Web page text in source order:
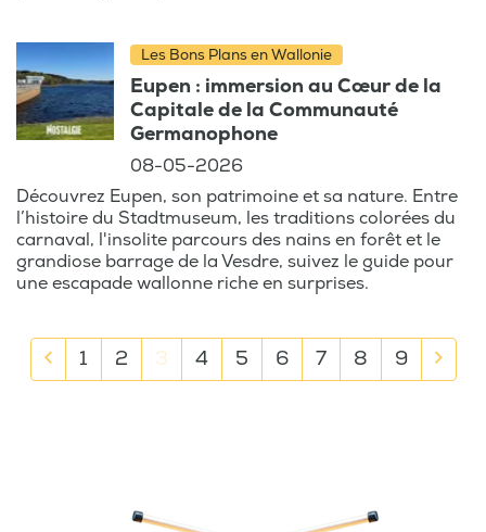
Les Bons Plans en Wallonie
Eupen : immersion au Cœur de la
Capitale de la Communauté
Germanophone
08-05-2026
Découvrez Eupen, son patrimoine et sa nature. Entre
l’histoire du Stadtmuseum, les traditions colorées du
carnaval, l'insolite parcours des nains en forêt et le
grandiose barrage de la Vesdre, suivez le guide pour
une escapade wallonne riche en surprises.
Previous
1 2 3 4 5 6 7 8 9 Next